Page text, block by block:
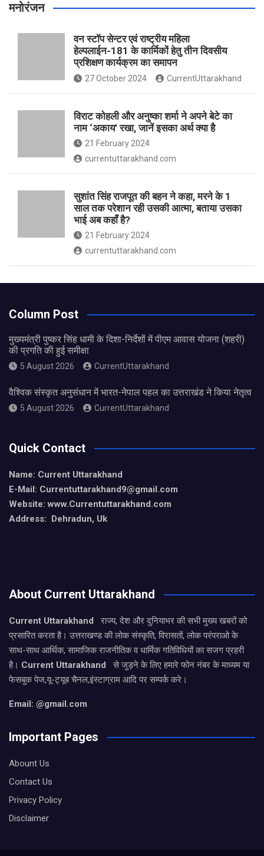
मनोरंजन
वन स्टॉप सेन्टर एवं राष्ट्रीय महिला
हेल्पलाईन-181 के कार्मिकों हेतु तीन दिवसीय
प्रशिक्षण कार्यक्रम का समापन
27 October 2024 CurrentUttarakhand
विराट कोहली और अनुष्का शर्मा ने अपने बेटे का
नाम ‘अकाय’ रखा, जानें इसका अर्थ क्‍या है
21 February 2024
currentuttarakhand.com
सुशांत सिंह राजपूत की बहन ने कहा, मरने के 1
साल तक परेशान रही उसकी आत्मा, बताया उसका
भाई अब कहाँ है?
21 February 2024
currentuttarakhand.com
Column Post
मुख्यमंत्री पुष्कर सिंह धामी के दिशा-निर्देशों में पीएम आवास योजना (शहरी)
की प्रगति की हुई समीक्षा
5 August 2026 CurrentUttarakhand
वैश्विक संस्कृत अनुसंधान में भारत-नेपाल पहल का उत्तराखंड ने किया नेतृत्व
5 August 2026 CurrentUttarakhand
Quick Contact
Name: Current Uttarakhand
E-Mail: Currentuttarakhand9@gmail.com
Website: www.Currentuttarakhand.com
Address: Dehradun, Uk
About Current Uttarakhand
Current Uttarakhand
राज्य, देश और दुनियाभर की सभी मुख्य खबरों को
प्रसारित करता है। उत्तराखण्ड की लोक संस्कृति, विरासतों, लोक परंपराओ के
साथ-साथ आर्थिक, सामाजिक राजनीतिक व धार्मिक गतिविधियों का सजग प्रहरी
है। Current Uttarakhand
से जुड़ने के लिए हमारे फोन नंबर के माध्यम या
फेसबुक पेज,यू-ट्यूब चैनल,इंस्टाग्राम आदि पर सम्पर्क करे।
Email: @gmail.com
Important Pages
Abount Us
Contact Us
Privacy Policy
Disclaimer